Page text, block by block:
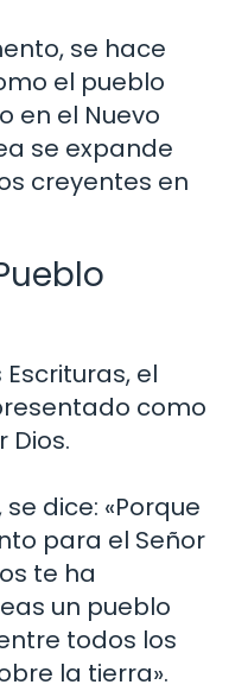
se hace
el pueblo
en el Nuevo
se expande
creyentes en
el
como
Dios.
dice: «Porque
para el Señor
te ha
un pueblo
todos los
la tierra».